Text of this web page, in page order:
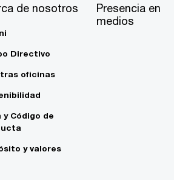
de nosotros
Directivo
oficinas
y Código de
y valores
Presencia en
medios